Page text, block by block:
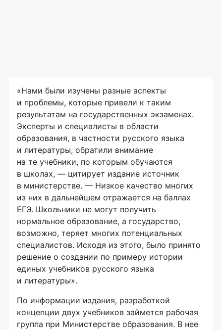
«Нами были изучены разные аспекты
и проблемы, которые привели к таким
результатам на государственных экзаменах.
Эксперты и специалисты в области
образования, в частности русского языка
и литературы, обратили внимание
на те учебники, по которым обучаются
в школах, — цитирует издание источник
в министерстве. — Низкое качество многих
из них в дальнейшем отражается на баллах
ЕГЭ. Школьники не могут получить
нормальное образование, а государство,
возможно, теряет многих потенциальных
специалистов. Исходя из этого, было принято
решение о создании по примеру истории
единых учебников русского языка
и литературы».
По информации издания, разработкой
концепции двух учебников займется рабочая
группа при Министерстве образования. В нее